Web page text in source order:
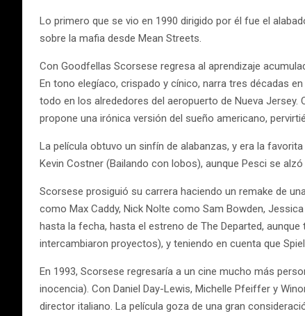
Lo primero que se vio en 1990 dirigido por él fue el
sobre la mafia desde Mean Streets.
Con Goodfellas Scorsese regresa al aprendizaje
En tono elegíaco, crispado y cínico, narra tres décadas
todo en los alrededores del aeropuerto de Nueva
propone una irónica versión del sueño americano,
La película obtuvo un sinfín de alabanzas, y era la
Kevin Costner (Bailando con lobos), aunque Pesci se
Scorsese prosiguió su carrera haciendo un remake de
como Max Caddy, Nick Nolte como Sam Bowden,
hasta la fecha, hasta el estreno de The Departed,
intercambiaron proyectos), y teniendo en cuenta que
En 1993, Scorsese regresaría a un cine mucho más
inocencia). Con Daniel Day-Lewis, Michelle Pfeiffer y
director italiano. La película goza de una gran